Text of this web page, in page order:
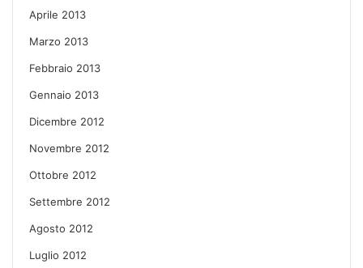
Aprile 2013
Marzo 2013
Febbraio 2013
Gennaio 2013
Dicembre 2012
Novembre 2012
Ottobre 2012
Settembre 2012
Agosto 2012
Luglio 2012